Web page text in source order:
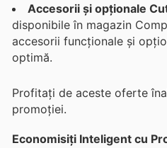
Accesorii și opționale
disponibile în magazin
accesorii funcționale și
optimă.
Profitați de aceste oferte
promoției.
Economisiți Inteligent cu